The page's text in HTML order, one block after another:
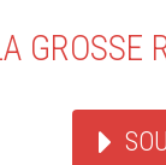
GROSSE